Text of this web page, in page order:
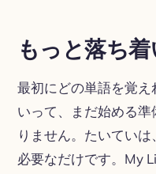
もっと落ち
最初にどの単語を覚
いって、まだ始める
りません。たいてい
必要なだけです。My